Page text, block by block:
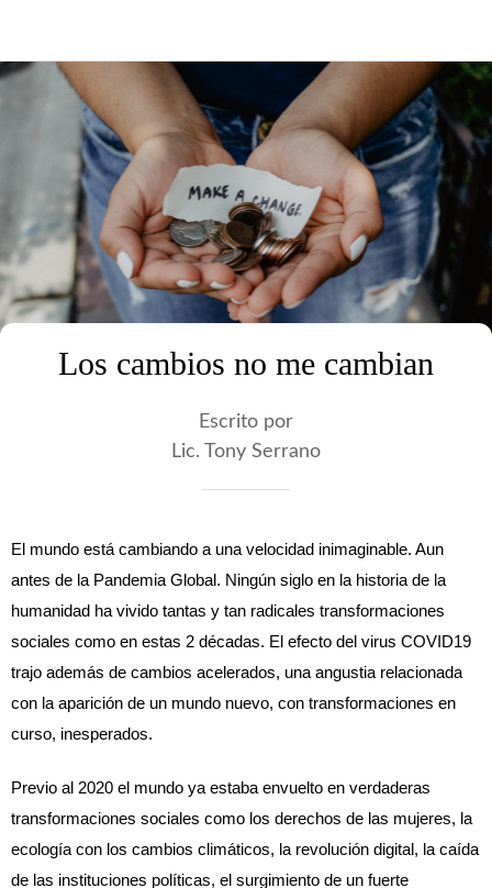
Los cambios no me cambian
Escrito por
Lic. Tony Serrano
El mundo está cambiando a una velocidad inimaginable. Aun
antes de la Pandemia Global. Ningún siglo en la historia de la
humanidad ha vivido tantas y tan radicales transformaciones
sociales como en estas 2 décadas. El efecto del virus COVID19
trajo además de cambios acelerados, una angustia relacionada
con la aparición de un mundo nuevo, con transformaciones en
curso, inesperados.
Previo al 2020 el mundo ya estaba envuelto en verdaderas
transformaciones sociales como los derechos de las mujeres, la
ecología con los cambios climáticos, la revolución digital, la caída
de las instituciones políticas, el surgimiento de un fuerte